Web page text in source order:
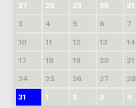
27 28 29 30 31
3
4 5 6 7
10
11 12 13 14
17
18 19 20 21
24
25 26 27 28
31
1 2 3 4